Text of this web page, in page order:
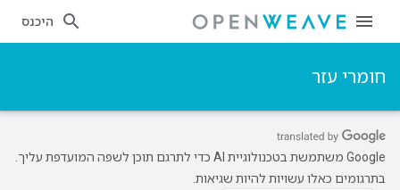
היכנס
חומרי עזר
‫Google משתמשת בטכנולוגיית AI כדי לתרגם תוכן לשפה המועדפת עליך.
בתרגומים כאלו עשויות להיות שגיאות.